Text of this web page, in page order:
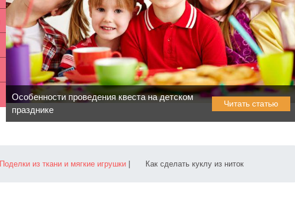
Особенности проведения квеста на детском
празднике
Читать статью
Поделки из ткани и мягкие игрушки Как сделать куклу из ниток